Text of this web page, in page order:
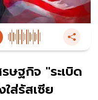
ษฐกิจ "ระเบิด
ส่รัสเซีย